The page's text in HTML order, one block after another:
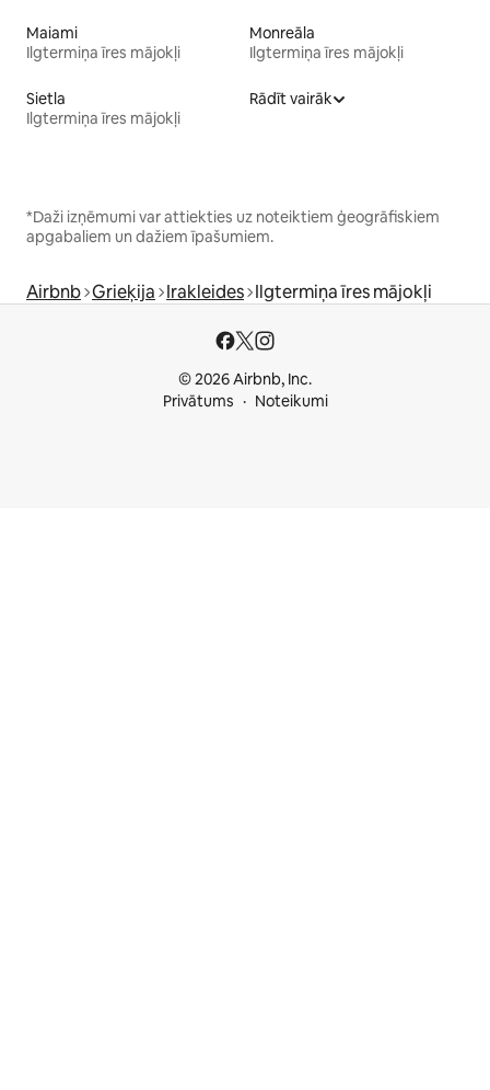
Maiami
Ilgtermiņa īres mājokļi
Monreāla
Ilgtermiņa īres mājokļi
Sietla
Ilgtermiņa īres mājokļi
Rādīt vairāk
*Daži izņēmumi var attiekties uz noteiktiem ģeogrāfiskiem
apgabaliem un dažiem īpašumiem.
Airbnb Grieķija Irakleides Ilgtermiņa īres mājokļi
© 2026 Airbnb, Inc.
Privātums
Noteikumi